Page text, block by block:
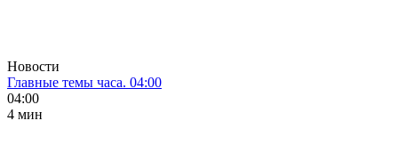
Новости
Главные темы часа. 04:00
04:00
4 мин